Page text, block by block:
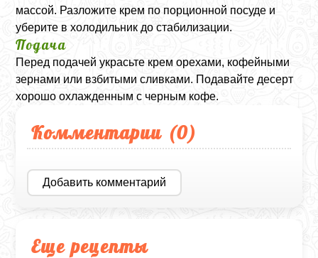
массой. Разложите крем по порционной посуде и
уберите в холодильник до стабилизации.
Подача
Перед подачей украсьте крем орехами, кофейными
зернами или взбитыми сливками. Подавайте десерт
хорошо охлажденным с черным кофе.
Комментарии (0)
Добавить комментарий
Еще рецепты